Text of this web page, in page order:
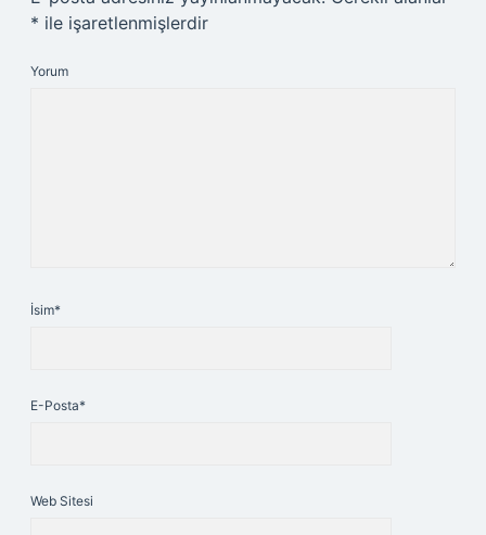
* ile işaretlenmişlerdir
Yorum
İsim*
E-Posta*
Web Sitesi